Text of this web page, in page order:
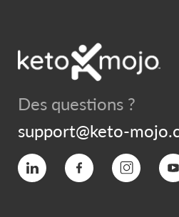
Des questions ?
support@keto-
Vimeo Facebook Instagram